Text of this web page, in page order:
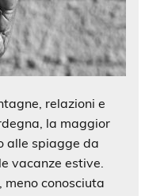
relazioni e
la maggior
alle spiagge da
vacanze estive.
meno conosciuta